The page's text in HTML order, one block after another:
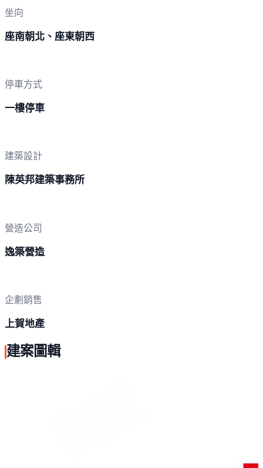
坐向
座南朝北、座東朝西
停車方式
一樓停車
建築設計
陳英邦建築事務所
營造公司
逸築營造
企劃銷售
上賀地產
建案圖輯